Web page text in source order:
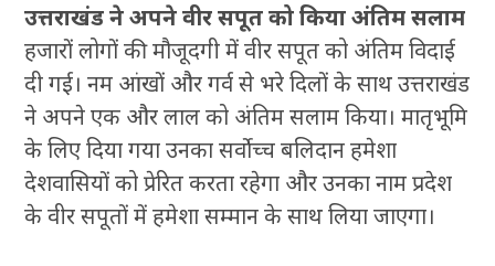
उत्तराखंड ने अपने वीर सपूत को किया अंतिम सलाम
हजारों लोगों की मौजूदगी में वीर सपूत को अंतिम विदाई
दी गई। नम आंखों और गर्व से भरे दिलों के साथ उत्तराखंड
ने अपने एक और लाल को अंतिम सलाम किया। मातृभूमि
के लिए दिया गया उनका सर्वोच्च बलिदान हमेशा
देशवासियों को प्रेरित करता रहेगा और उनका नाम प्रदेश
के वीर सपूतों में हमेशा सम्मान के साथ लिया जाएगा।